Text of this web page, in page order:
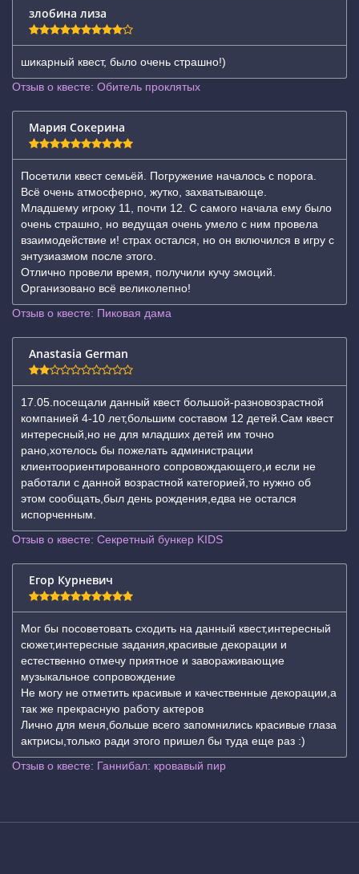
злобина лиза
шикарный квест, было очень страшно!)
Отзыв о квесте: Обитель проклятых
Мария Сокерина
Посетили квест семьёй. Погружение началось с порога.
Всё очень атмосферно, жутко, захватывающе.
Младшему игроку 11, почти 12. С самого начала ему было
очень страшно, но ведущая очень умело с ним провела
взаимодействие и! страх остался, но он включился в игру с
энтузиазмом после этого.
Отлично провели время, получили кучу эмоций.
Организовано всё великолепно!
Отзыв о квесте: Пиковая дама
Anastasia German
17.05.посещали данный квест большой-разновозрастной
компанией 4-10 лет,большим составом 12 детей.Сам квест
интересный,но не для младших детей им точно
рано,хотелось бы пожелать администрации
клиентоориентированного сопровождающего,и если не
работали с данной возрастной категорией,то нужно об
этом сообщать,был день рождения,едва не остался
испорченным.
Отзыв о квесте: Секретный бункер KIDS
Егор Курневич
Мог бы посоветовать сходить на данный квест,интересный
сюжет,интересные задания,красивые декорации и
естественно отмечу приятное и завораживающие
музыкальное сопровождение
Не могу не отметить красивые и качественные декорации,а
так же прекрасную работу актеров
Лично для меня,больше всего запомнились красивые глаза
актрисы,только ради этого пришел бы туда еще раз :)
Отзыв о квесте: Ганнибал: кровавый пир